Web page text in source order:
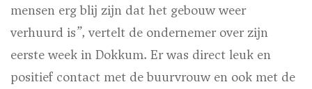
mensen erg blij zijn dat het gebouw weer
verhuurd is”, vertelt de ondernemer over zijn
eerste week in Dokkum. Er was direct leuk en
positief contact met de buurvrouw en ook met de